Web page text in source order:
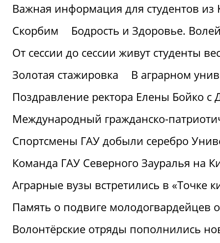
Важная информация для студентов из
Скорбим
Бодрость и Здоровье.
От сессии до сессии живут студенты
Золотая стажировка
В аграрном
Поздравление ректора Елены Бойко с
Международный гражданско-
Спортсмены ГАУ добыли серебро
Команда ГАУ Северного Зауралья на
Аграрные вузы встретились в «Точке
Память о подвиге молодогвардейцев
Волонтёрские отряды пополнились